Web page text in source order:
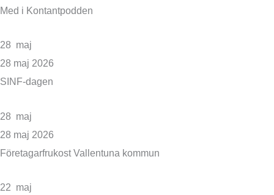
Med i Kontantpodden
28 maj
28 maj 2026
SINF-dagen
28 maj
28 maj 2026
Företagarfrukost Vallentuna kommun
22 maj